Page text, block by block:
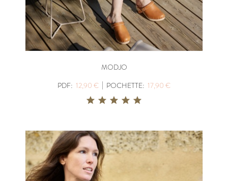
MODJO
PDF: 12,90 € | POCHETTE: 17,90 €